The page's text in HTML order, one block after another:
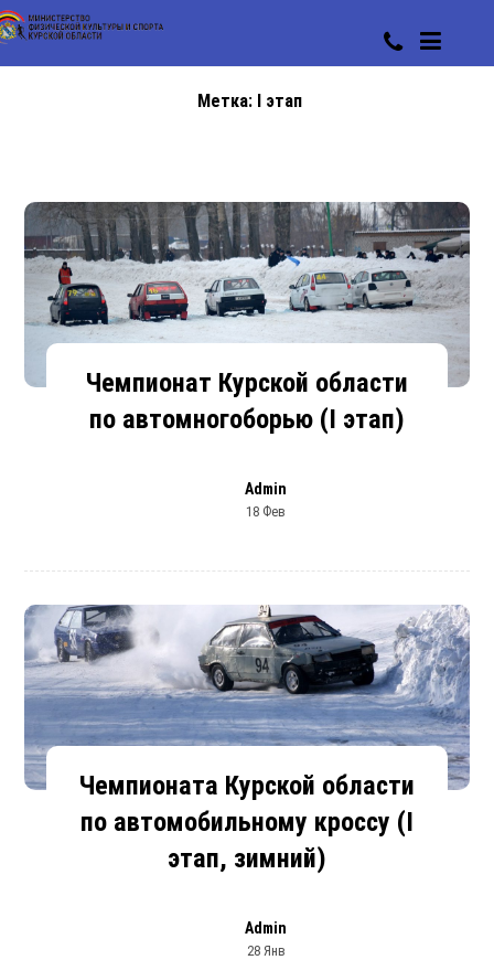
Метка: I этап
Чемпионат Курской области
по автомногоборью (I этап)
Admin
18 Фев
Чемпионата Курской области
по автомобильному кроссу (I
этап, зимний)
Admin
28 Янв